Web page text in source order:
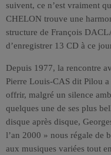
suivent, ce n’est vraiment
CHELON trouve une
structure de François
d’enregistrer 13 CD à ce
Depuis 1977, la rencontre
Pierre Louis-CAS dit Pilou
offrir, malgré un silence
quelques une de ses plus
disque après disque,
l’an 2000 » nous régale de
aux musiques variées tout